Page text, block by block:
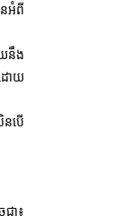
អំពី
នឹង
ដោយ
នបើ
ជា៖